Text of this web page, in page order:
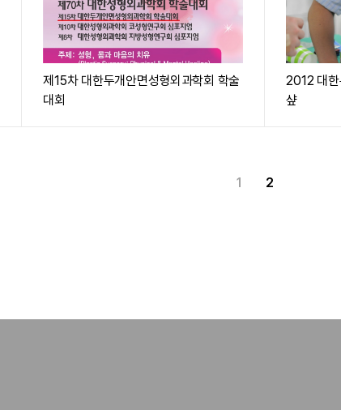
제15차 대한두개안면성형외과학회 학술
대회
2012 대한
샾
1 2